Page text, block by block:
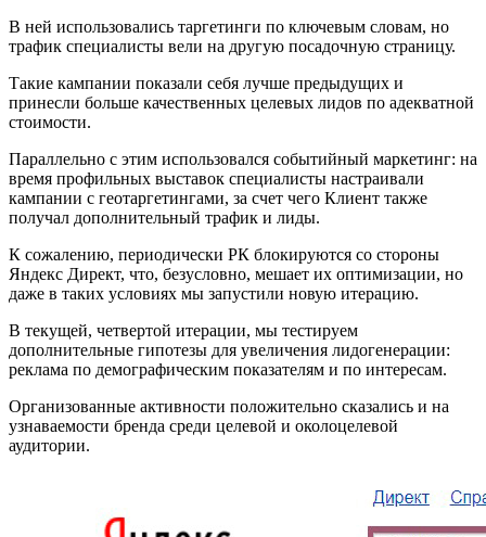
В ней использовались таргетинги по ключевым словам, но
трафик специалисты вели на другую посадочную страницу.
Такие кампании показали себя лучше предыдущих и
принесли больше качественных целевых лидов по адекватной
стоимости.
Параллельно с этим использовался событийный маркетинг: на
время профильных выставок специалисты настраивали
кампании с геотаргетингами, за счет чего Клиент также
получал дополнительный трафик и лиды.
К сожалению, периодически РК блокируются со стороны
Яндекс Директ, что, безусловно, мешает их оптимизации, но
даже в таких условиях мы запустили новую итерацию.
В текущей, четвертой итерации, мы тестируем
дополнительные гипотезы для увеличения лидогенерации:
реклама по демографическим показателям и по интересам.
Организованные активности положительно сказались и на
узнаваемости бренда среди целевой и околоцелевой
аудитории.